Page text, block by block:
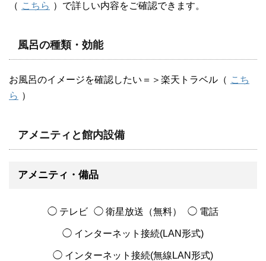
（ こちら ）で詳しい内容をご確認できます。
風呂の種類・効能
お風呂のイメージを確認したい＝＞楽天トラベル（ こち
ら ）
アメニティと館内設備
アメニティ・備品
◯ テレビ ◯ 衛星放送（無料） ◯ 電話
◯ インターネット接続(LAN形式)
◯ インターネット接続(無線LAN形式)